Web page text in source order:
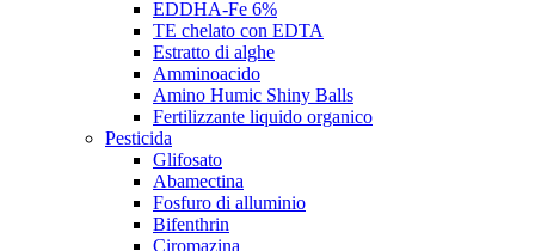
EDDHA-Fe 6%
TE chelato con EDTA
Estratto di alghe
Amminoacido
Amino Humic Shiny Balls
Fertilizzante liquido organico
Pesticida
Glifosato
Abamectina
Fosfuro di alluminio
Bifenthrin
Ciromazina